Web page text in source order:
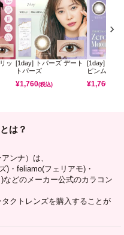
ッ
[1day] トパーズ デート
トパーズ
¥1,760(税込)
[1day] ミレ
ピンムーン
¥1,760
は？
ンナ）は、
)・feliamo(フェリアモ)・
どのメーカー公式のカラコン
クトレンズを購入することが